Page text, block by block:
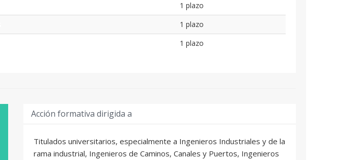
1 plazo
1 plazo
1 plazo
Acción formativa dirigida a
Titulados universitarios, especialmente a Ingenieros Industriales y de la
rama industrial, Ingenieros de Caminos, Canales y Puertos, Ingenieros